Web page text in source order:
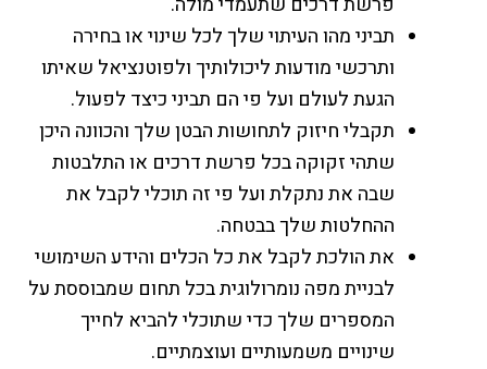
תביני מהו העיתוי שלך לכל שינוי או בחירה
ותרכשי מודעות ליכולותיך ולפוטנציאל שאיתו
הגעת לעולם ועל פי הם תביני כיצד לפעול.
תקבלי חיזוק לתחושות הבטן שלך והכוונה היכן
שתהי זקוקה בכל פרשת דרכים או התלבטות
שבה את נתקלת ועל פי זה תוכלי לקבל את
ההחלטות שלך בבטחה.
את הולכת לקבל את כל הכלים והידע השימושי
לבניית מפה נומרולוגית בכל תחום שמבוססת על
המספרים שלך כדי שתוכלי להביא לחייך
שינויים משמעותיים ועוצמתיים.